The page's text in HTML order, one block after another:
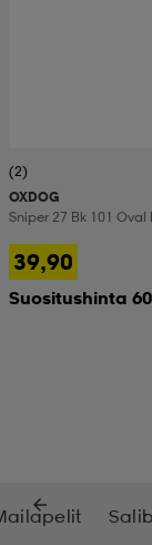
(2)
OXDOG
Sniper 27 Bk 101 Oval
39,90
Suositushinta